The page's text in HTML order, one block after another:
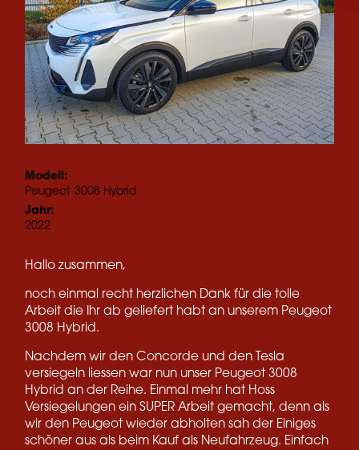
Modell:
Peugeot 3008 Hybrid
Jahr:
2022
Hallo zusammen,
noch einmal recht herzlichen Dank für die tolle
Arbeit die Ihr ab geliefert habt an unserem Peugeot
3008 Hybrid.
Nachdem wir den Concorde und den Tesla
versiegeln liessen war nun unser Peugeot 3008
Hybrid an der Reihe. Einmal mehr hat Hoss
Versiegelungen ein SUPER Arbeit gemacht, denn als
wir den Peugeot wieder abholten sah der Einiges
schöner aus als beim Kauf als Neufahrzeug. Einfach